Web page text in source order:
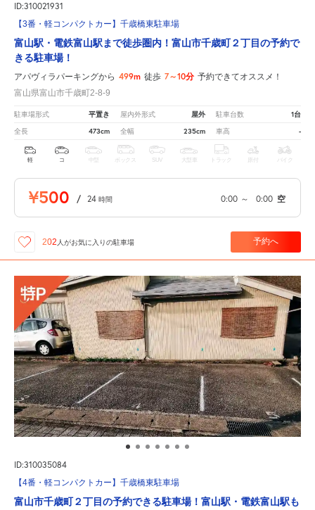
ID:310021931
【3番・軽コンパクトカー】千歳橋東駐車場
富山駅・電鉄富山駅まで徒歩圏内！富山市千歳町２丁目の予約で
きる駐車場！
アパヴィラパーキングから 499m 徒歩 7～10分 予約できてオススメ！
富山県富山市千歳町2-8-9
駐車場形式 平置き 屋内外形式 屋外 駐車台数 1台
全長 473cm 全幅 235cm 車高 -
軽 コ 中型 ボックス SUV 大型車 トラック 原付 バイク
¥500 / 24 時間 0:00 ～ 0:00 空
202 人がお気に入りの駐車場 予約へ
ID:310035084
【4番・軽コンパクトカー】千歳橋東駐車場
富山市千歳町２丁目の予約できる駐車場！富山駅・電鉄富山駅も